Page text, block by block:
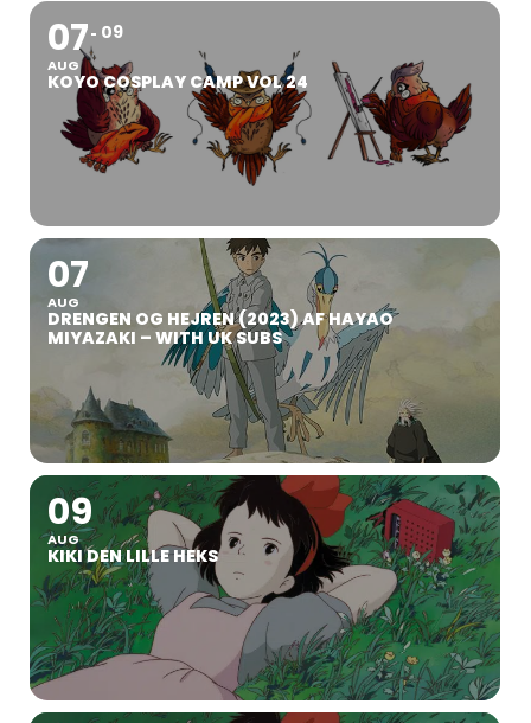
07
AUG
09
KOYO COSPLAY CAMP VOL 24
07
AUG
DRENGEN OG HEJREN (2023) AF HAYAO
MIYAZAKI – WITH UK SUBS
09
AUG
KIKI DEN LILLE HEKS